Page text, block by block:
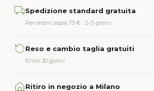
Spedizione standard gratuita
Per ordini sopra 75 € · 2–5 giorni
Reso e cambio taglia gratuiti
Entro 30 giorni
Ritiro in negozio a Milano